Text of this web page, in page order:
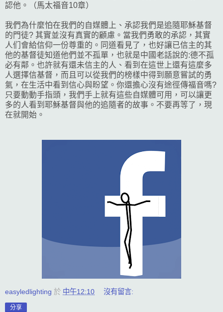
認他。（馬太福音10章）
我們為什麼怕在我們的自媒體上、承認我們是追隨耶穌基督
的門徒? 其實並沒有真實的顧慮。當我們勇敢的承認，其實
人们會給信仰一份尊重的。同道看見了， 也好讓已信主的其
他的基督徒知道他們並不孤單，也就是中國老話說的:德不孤
必有鄰。也許就有還未信主的人、看到在這世上還有這麼多
人選擇信基督，而且可以從我們的榜樣中得到願意嘗試的勇
氣，在生活中看到信心與盼望。你還擔心沒有途徑傳福音嗎?
只要動動手指頭，我們手上就有這些自媒體可用，可以讓更
多的人看到耶穌基督與他的追隨者的故事。不要再等了，現
在就開始。
easyledlighting 於 中午12:10 沒有留言:
分享